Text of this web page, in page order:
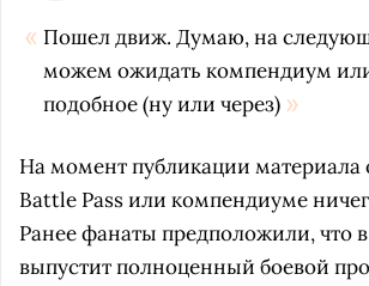
Пошел движ. Думаю, на
можем ожидать компендиум
подобное (ну или через)
На момент публикации
Battle Pass или компендиуме
Ранее фанаты предположили, что в
выпустит полноценный боевой